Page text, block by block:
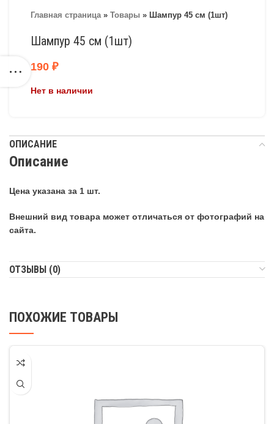
Главная страница» Товары » Шампур 45 см (1шт)
Шампур 45 см (1шт)
190 ₽
Нет в наличии
ОПИСАНИЕ
Описание
Цена указана за 1 шт.
Внешний вид товара может отличаться от фотографий на
сайта.
ОТЗЫВЫ (0)
ПОХОЖИЕ ТОВАРЫ